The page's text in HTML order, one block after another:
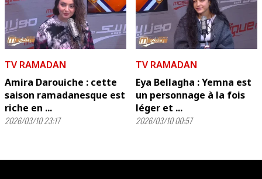
TV RAMADAN
Amira Darouiche : cette
saison ramadanesque est
riche en ...
2026/03/10 23:17
TV RAMADAN
Eya Bellagha : Yemna est
un personnage à la fois
léger et ...
2026/03/10 00:57